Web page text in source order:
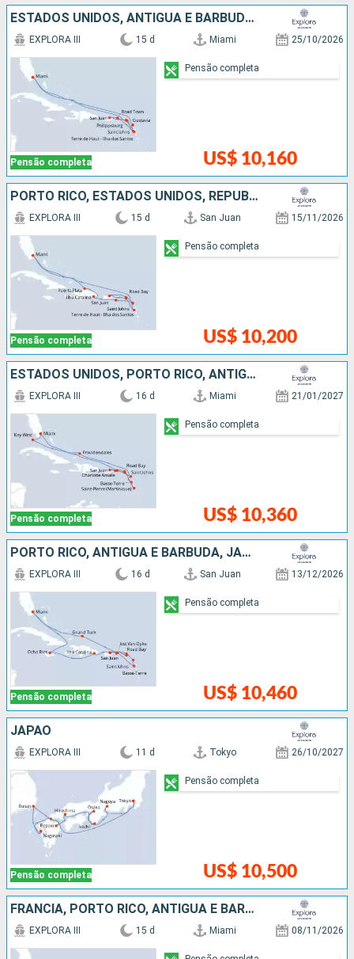
ESTADOS UNIDOS, ANTIGUA E BARBUDA, PORTO RICO, FRANCIA
Pensão completa
EXPLORA III 15 d Miami 25/10/2026
US$ 10,160
Pensão completa
PORTO RICO, ESTADOS UNIDOS, REPUBLICA DOMINICANA, ANTIGUA E BARBUDA
Pensão completa
EXPLORA III 15 d San Juan 15/11/2026
US$ 10,200
Pensão completa
ESTADOS UNIDOS, PORTO RICO, ANTIGUA E BARBUDA, FRANCIA
Pensão completa
EXPLORA III 16 d Miami 21/01/2027
US$ 10,360
Pensão completa
PORTO RICO, ANTIGUA E BARBUDA, JAMAICA, REPUBLICA DOMINICANA, ESTADOS UNIDOS
Pensão completa
EXPLORA III 16 d San Juan 13/12/2026
US$ 10,460
Pensão completa
JAPÃO
Pensão completa
EXPLORA III 11 d Tokyo 26/10/2027
US$ 10,500
Pensão completa
FRANCIA, PORTO RICO, ANTIGUA E BARBUDA, REPUBLICA DOMINICANA, ESTADOS UNIDOS
EXPLORA III 15 d Miami 08/11/2026